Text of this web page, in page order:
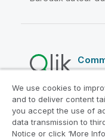
Contrats juridiques
Conditions
Legal Policies
We use cookies to
and to deliver content
you accept the use of
data transmission to
Notice or click ‘More